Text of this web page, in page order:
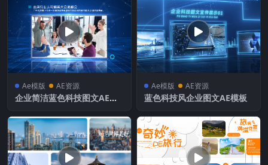
Ae模版 AE资源
企业简洁蓝色科技图文AE模
Ae模版 AE资源
蓝色科技风企业图文AE模板